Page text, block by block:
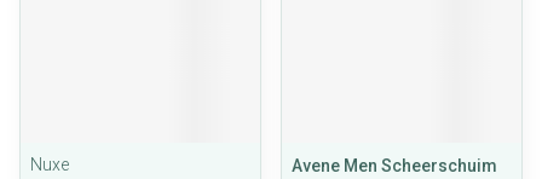
Nuxe
Avene Men Scheerschuim